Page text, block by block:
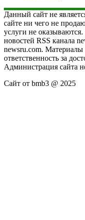
Данный сайт не
сайте ни чего не
услуги не
новостей RSS канала
newsru.com. Материалы
ответственность за
Администрация сайта
Сайт от bmb3 @ 2025